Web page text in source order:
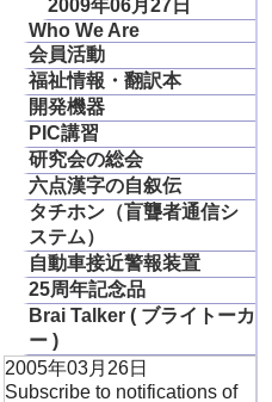
2009年06月27日
Who We Are
会員活動
福祉情報・翻訳本
開発機器
PIC講習
研究会の総会
六点漢字の自叙伝
タチホン（盲聾者通信シ
ステム）
自動車接近警報装置
25周年記念品
Brai Talker ( ブライトーカ
ー )
2005年03月26日
Subscribe to notifications of